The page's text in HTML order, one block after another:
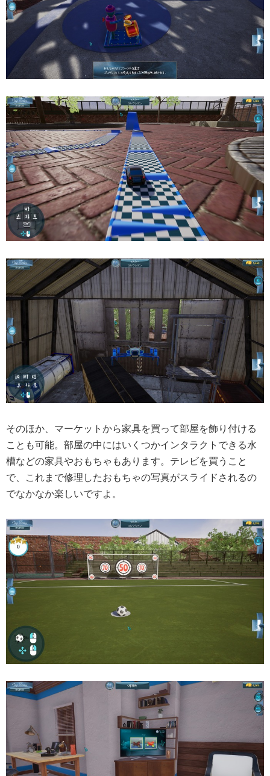
そのほか、マーケットから家具を買って部屋を飾り付ける
ことも可能。部屋の中にはいくつかインタラクトできる水
槽などの家具やおもちゃもあります。テレビを買うこと
で、これまで修理したおもちゃの写真がスライドされるの
でなかなか楽しいですよ。